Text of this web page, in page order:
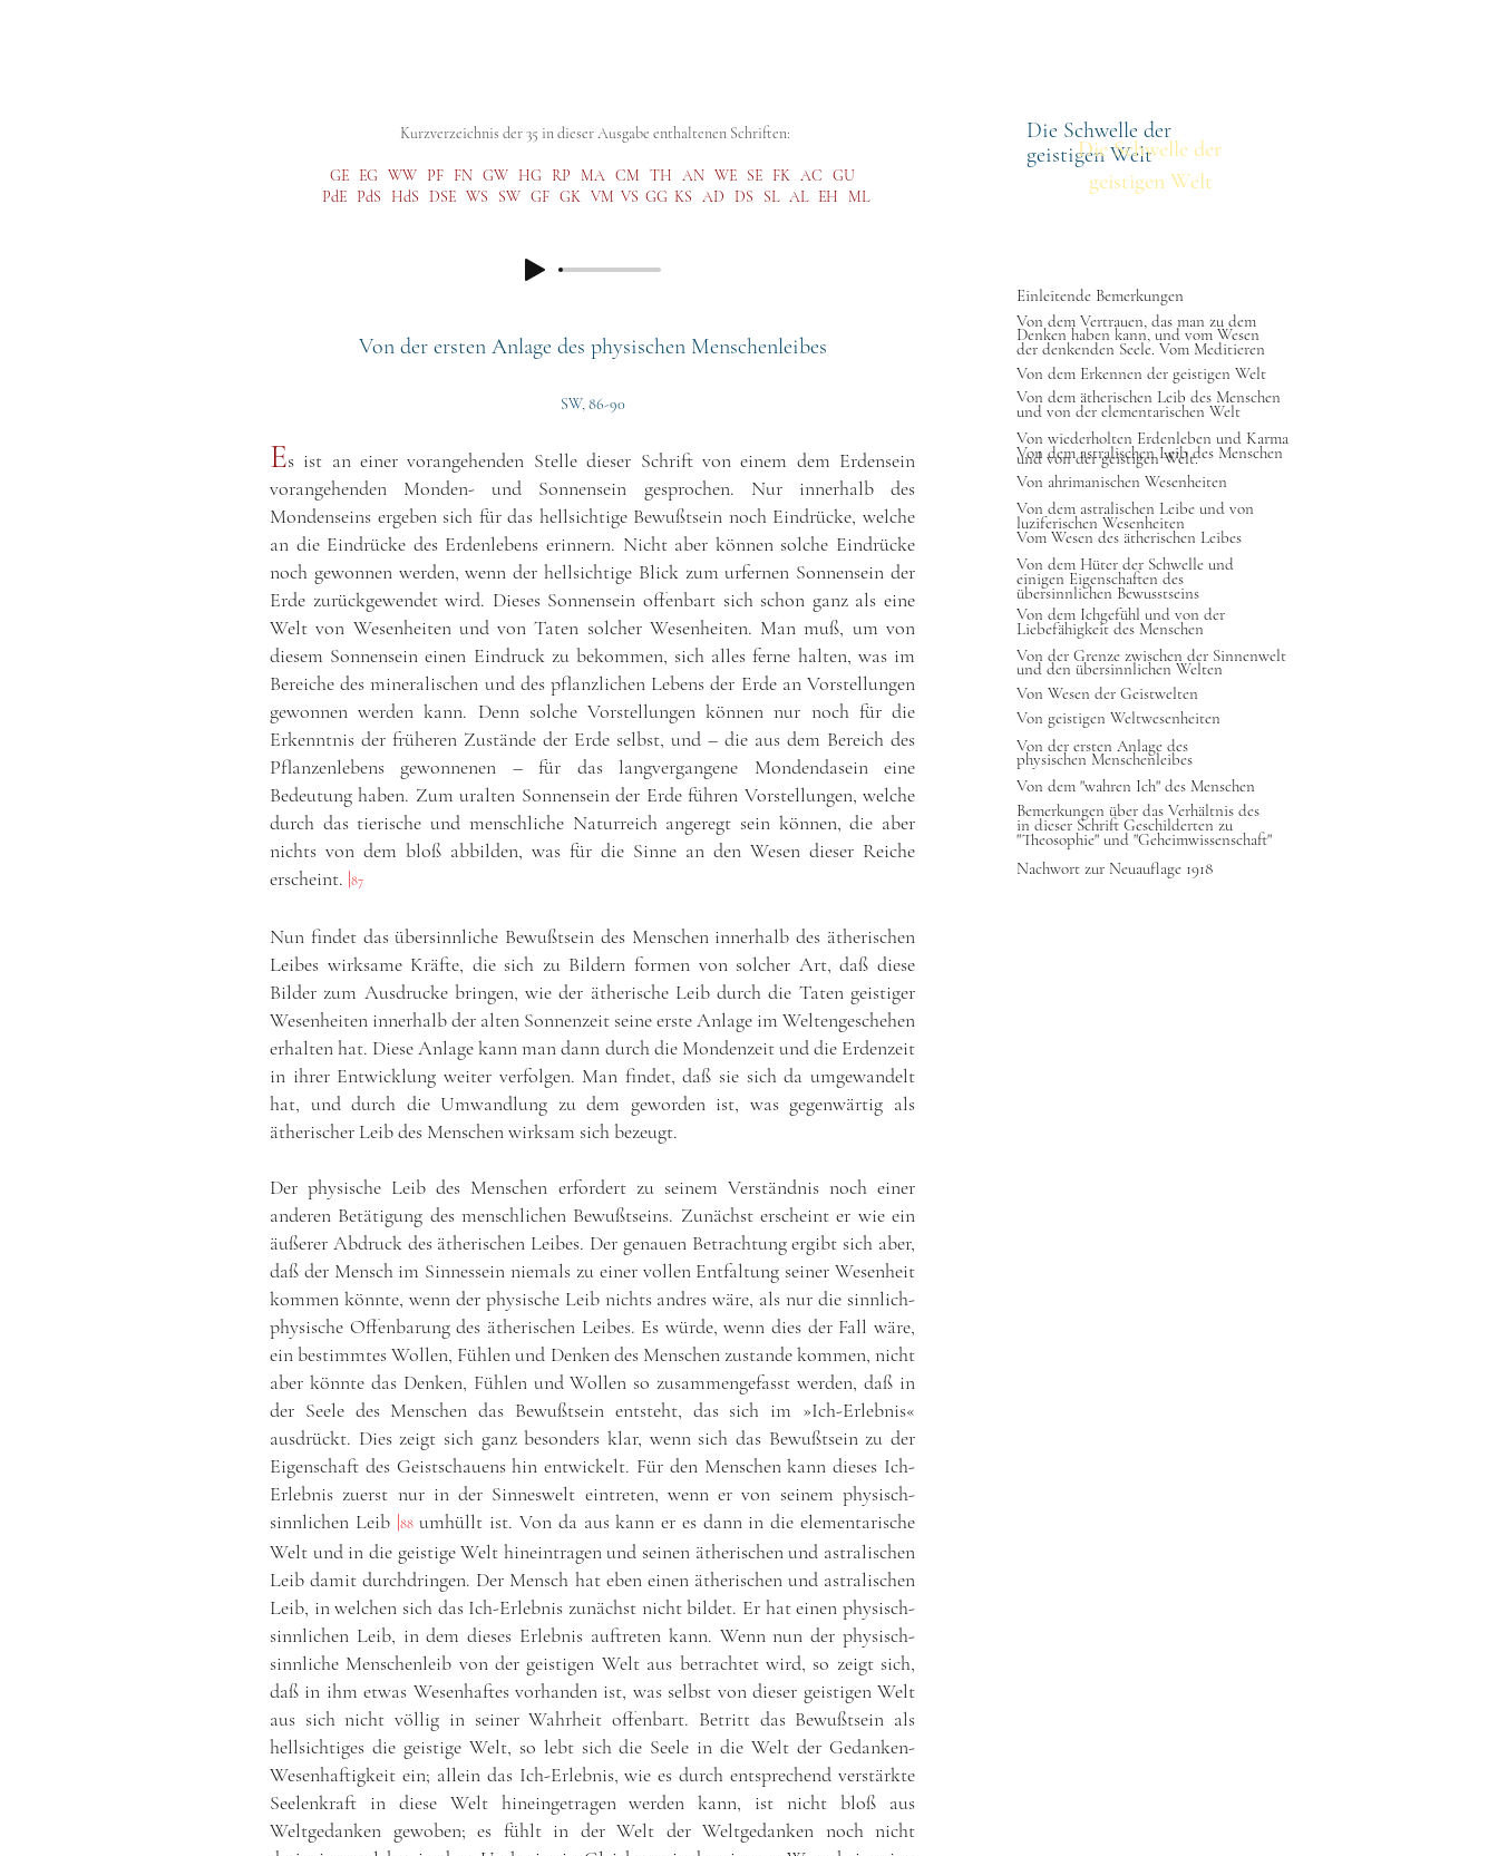
Kurzverzeichnis der 35 in dieser Ausgabe enthaltenen Schriften:
GE EG WW PF FN GW HG RP MA CM TH AN WE SE FK AC GU
PdE
PdS HdS DSE WS SW GF GK VM VS GG KS AD DS SL AL EH ML
Von der ersten Anlage des physischen Menschenleibes
SW, 86-90
Es ist an einer vorangehenden Stelle dieser Schrift von einem dem Erdensein
vorangehenden Monden- und Sonnensein gesprochen. Nur innerhalb des
Mondenseins ergeben sich für das hellsichtige Bewußtsein noch Eindrücke, welche
an die Eindrücke des Erdenlebens erinnern. Nicht aber können solche Eindrücke
noch gewonnen werden, wenn der hellsichtige Blick zum urfernen Sonnensein der
Erde zurückgewendet wird. Dieses Sonnensein offenbart sich schon ganz als eine
Welt von Wesenheiten und von Taten solcher Wesenheiten. Man muß, um von
diesem Sonnensein einen Eindruck zu bekommen, sich alles ferne halten, was im
Bereiche des mineralischen und des pflanzlichen Lebens der Erde an Vorstellungen
gewonnen werden kann. Denn solche Vorstellungen können nur noch für die
Erkenntnis der früheren Zustände der Erde selbst, und – die aus dem Bereich des
Pflanzenlebens gewonnenen – für das langvergangene Mondendasein eine
Bedeutung haben. Zum uralten Sonnensein der Erde führen Vorstellungen, welche
durch das tierische und menschliche Naturreich angeregt sein können, die aber
nichts von dem bloß abbilden, was für die Sinne an den Wesen dieser Reiche
erscheint. |87
Nun findet das übersinnliche Bewußtsein des Menschen innerhalb des ätherischen
Leibes wirksame Kräfte, die sich zu Bildern formen von solcher Art, daß diese
Bilder zum Ausdrucke bringen, wie der ätherische Leib durch die Taten geistiger
Wesenheiten innerhalb der alten Sonnenzeit seine erste Anlage im Weltengeschehen
erhalten hat. Diese Anlage kann man dann durch die Mondenzeit und die Erdenzeit
in ihrer Entwicklung weiter verfolgen. Man findet, daß sie sich da umgewandelt
hat, und durch die Umwandlung zu dem geworden ist, was gegenwärtig als
ätherischer Leib des Menschen wirksam sich bezeugt.
Der physische Leib des Menschen erfordert zu seinem Verständnis noch einer
anderen Betätigung des menschlichen Bewußtseins. Zunächst erscheint er wie ein
äußerer Abdruck des ätherischen Leibes. Der genauen Betrachtung ergibt sich aber,
daß der Mensch im Sinnessein niemals zu einer vollen Entfaltung seiner Wesenheit
kommen könnte, wenn der physische Leib nichts andres wäre, als nur die sinnlich-
physische Offenbarung des ätherischen Leibes. Es würde, wenn dies der Fall wäre,
ein bestimmtes Wollen, Fühlen und Denken des Menschen zustande kommen, nicht
aber könnte das Denken, Fühlen und Wollen so zusammengefasst werden, daß in
der Seele des Menschen das Bewußtsein entsteht, das sich im »Ich-Erlebnis«
ausdrückt. Dies zeigt sich ganz besonders klar, wenn sich das Bewußtsein zu der
Eigenschaft des Geistschauens hin entwickelt. Für den Menschen kann dieses Ich-
Erlebnis zuerst nur in der Sinneswelt eintreten, wenn er von seinem physisch-
sinnlichen Leib |88umhüllt ist. Von da aus kann er es dann in die elementarische
Welt und in die geistige Welt hineintragen und seinen ätherischen und astralischen
Leib damit durchdringen. Der Mensch hat eben einen ätherischen und astralischen
Leib, in welchen sich das Ich-Erlebnis zunächst nicht bildet. Er hat einen physisch-
sinnlichen Leib, in dem dieses Erlebnis auftreten kann. Wenn nun der physisch-
sinnliche Menschenleib von der geistigen Welt aus betrachtet wird, so zeigt sich,
daß in ihm etwas Wesenhaftes vorhanden ist, was selbst von dieser geistigen Welt
aus sich nicht völlig in seiner Wahrheit offenbart. Betritt das Bewußtsein als
hellsichtiges die geistige Welt, so lebt sich die Seele in die Welt der Gedanken-
Wesenhaftigkeit ein; allein das Ich-Erlebnis, wie es durch entsprechend verstärkte
Seelenkraft in diese Welt hineingetragen werden kann, ist nicht bloß aus
Weltgedanken gewoben; es fühlt in der Welt der Weltgedanken noch nicht
Die Schwelle der
geistigen Welt
Einleitende Bemerkungen
Denken haben kann, und vom Wesen
Von dem Vertrauen, das man zu dem
der denkenden Seele. Vom Meditieren
Von dem Erkennen der geistigen Welt
Von dem ätherischen Leib des Menschen
und von der elementarischen Welt
Von wiederholten Erdenleben und Karma
Von dem astralischen Leib des Menschen
und von der geistigen Welt.
Von ahrimanischen Wesenheiten
Von dem astralischen Leibe und von
luziferischen Wesenheiten
Vom Wesen des ätherischen Leibes
Von dem Hüter der Schwelle und
einigen Eigenschaften des
übersinnlichen Bewusstseins
Liebefähigkeit des Menschen
Von dem Ichgefühl und von der
und den übersinnlichen Welten
Von der Grenze zwischen der Sinnenwelt
Von Wesen der Geistwelten
Von geistigen Weltwesenheiten
physischen Menschenleibes
Von der ersten Anlage des
Von dem "wahren Ich" des Menschen
Bemerkungen über das Verhältnis des
in dieser Schrift Geschilderten zu
"Theosophie" und "Geheimwissenschaft"
Nachwort zur Neuauflage 1918
Die Schwelle der
geistigen Welt